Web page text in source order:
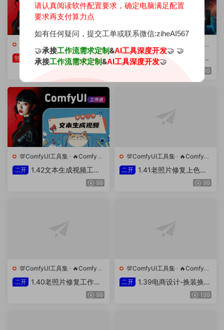
🔥ComfyUI
工作流
独家
1.46自动挂机批量图片
反推生图工作流
🔥ComfyUI
工作流
独家 1.31电商设计-适用于肖
像、产品或各种对象的背景渲
299
💯ComfyUI工具集 · 🔥ComfyUI
工作流
二开
1.42文本生成视频工作
99
💯ComfyUI工具集 · 🔥ComfyUI
工作流
二开
1.41老照片修复上色工
99
💯ComfyUI工具集 · 🔥ComfyUI
工作流
二开
1.40老照片修复工作流
99
💯ComfyUI工具集 · 🔥ComfyUI
工作流
二开
1.39电商设计-换装换产
199
请认真阅读软件配置要求，确定电脑满足配置
要求再支付算力点
如有任何疑问，提交工单或联系微信:ziheAI567
🤝承接工作流需求定制&AI工具深度开发🤝 🤝
承接工作流需求定制&AI工具深度开发🤝